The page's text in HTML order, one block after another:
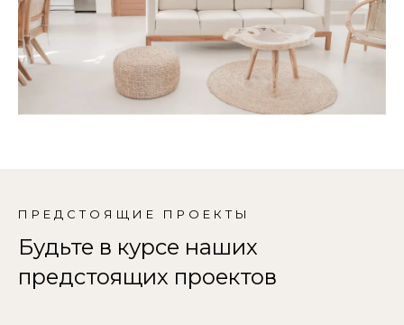
ПРЕДСТОЯЩИЕ ПРОЕКТЫ
Будьте в курсе наших
предстоящих проектов